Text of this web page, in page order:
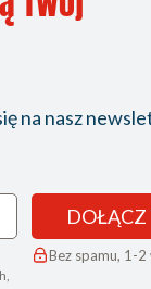
na nasz
DOŁĄCZ
Bez spamu, 1-